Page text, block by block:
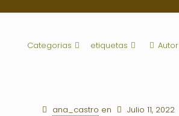
Categorias etiquetas
Autor
ana_castro en Julio 11, 2022